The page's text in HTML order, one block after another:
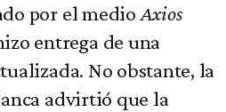
por el medioAxios
entrega de una
No obstante, la
advirtió que la